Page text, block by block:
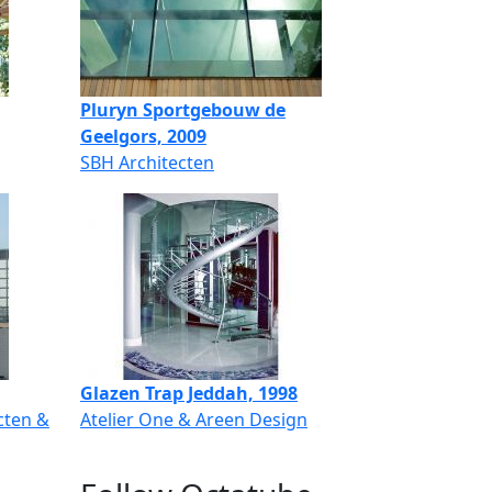
Pluryn Sportgebouw de
Geelgors, 2009
SBH Architecten
&
Glazen Trap Jeddah, 1998
Atelier One & Areen Design